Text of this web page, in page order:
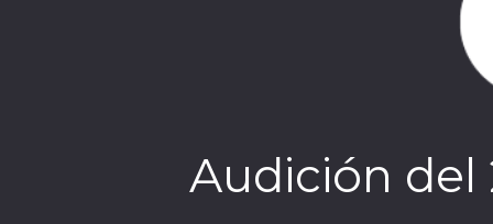
Audición del